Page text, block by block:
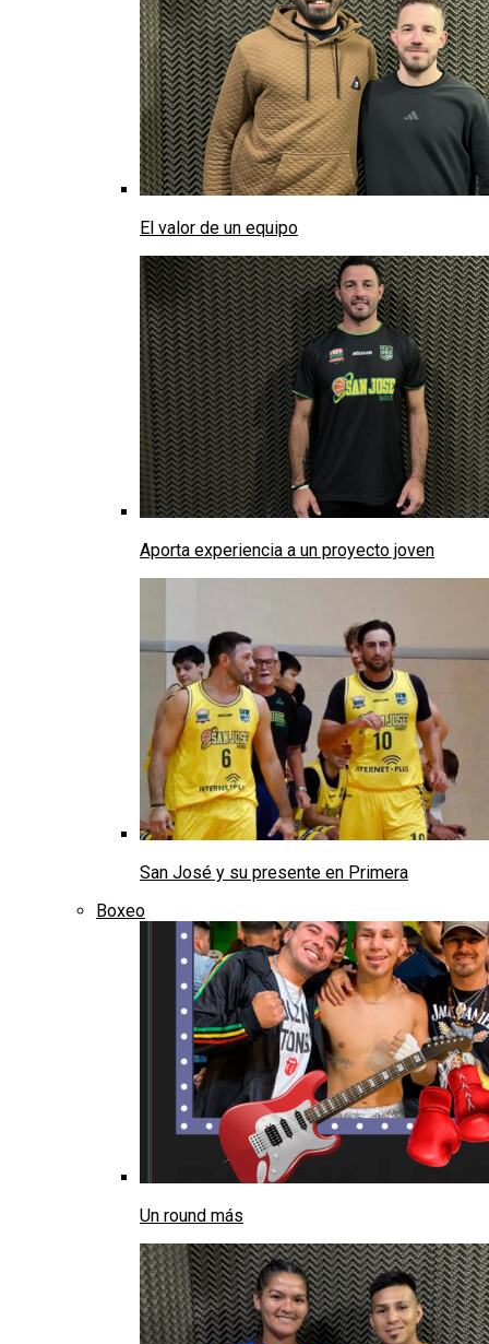
El valor de un equipo
Aporta experiencia a un proyecto joven
San José y su presente en Primera
Boxeo
Un round más